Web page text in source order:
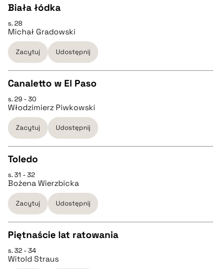
BIBTEX
pobierz cytat
CZYSTY TEKST
pobierz cytat
BIBTEX
pobierz cytat
Biała łódka
s. 28
Michał Gradowski
Zacytuj Udostępnij
CZYSTY TEKST
pobierz cytat
BIBTEX
pobierz cytat
Canaletto w El Paso
s. 29 - 30
Włodzimierz Piwkowski
Zacytuj Udostępnij
CZYSTY TEKST
pobierz cytat
BIBTEX
pobierz cytat
Toledo
s. 31 - 32
Bożena Wierzbicka
Zacytuj Udostępnij
CZYSTY TEKST
Piętnaście lat ratowania
s. 32 - 34
Witold Straus